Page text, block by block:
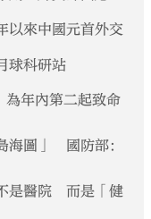
以來中國元首外交
球科研站
年內第二起致命
海圖」 國防部：
是醫院 而是「健